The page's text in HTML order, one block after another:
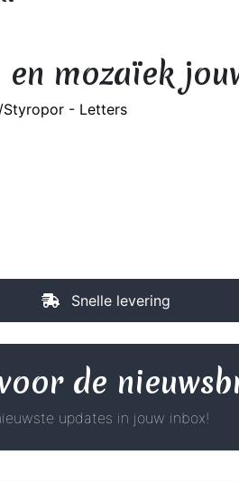
mozaïek
Styropor - Letters
Snelle levering
de
updates in jouw inbox!